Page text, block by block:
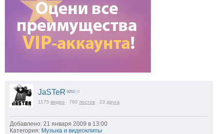
JaSTeR 9253 | 0
1175 видео 760 постов 23 друга
Добавлено: 21 января 2009 в 13:00
Категория: Музыка и видеоклипы